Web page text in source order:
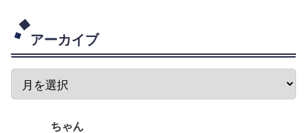
アーカイブ
ちゃん